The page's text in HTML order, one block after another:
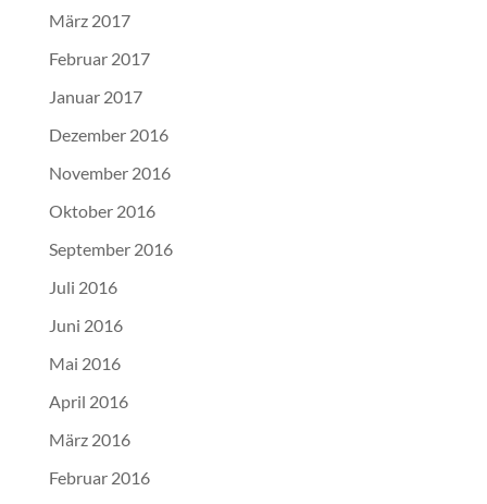
März 2017
Februar 2017
Januar 2017
Dezember 2016
November 2016
Oktober 2016
September 2016
Juli 2016
Juni 2016
Mai 2016
April 2016
März 2016
Februar 2016